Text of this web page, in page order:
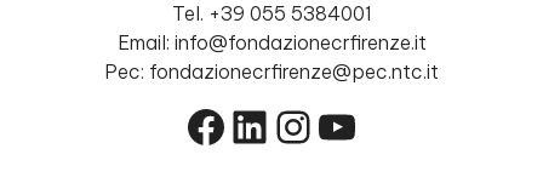
Tel. +39 055 5384001
Email: info@fondazionecrfirenze.it
Pec: fondazionecrfirenze@pec.ntc.it
Facebook
LinkedIn
Instagram
YouTube